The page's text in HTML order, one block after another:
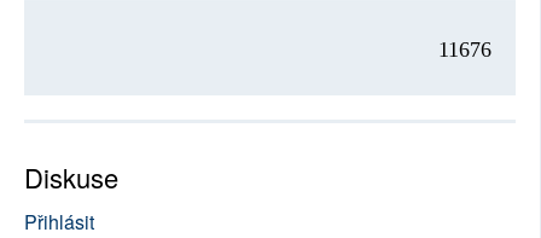
11676
Diskuse
Přihlásit